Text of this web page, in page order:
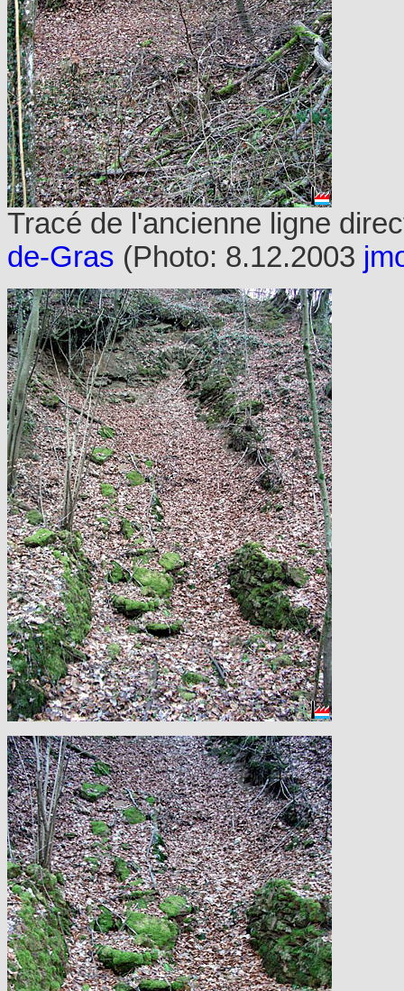
Tracé de l'ancienne ligne
de-Gras (Photo: 8.12.2003